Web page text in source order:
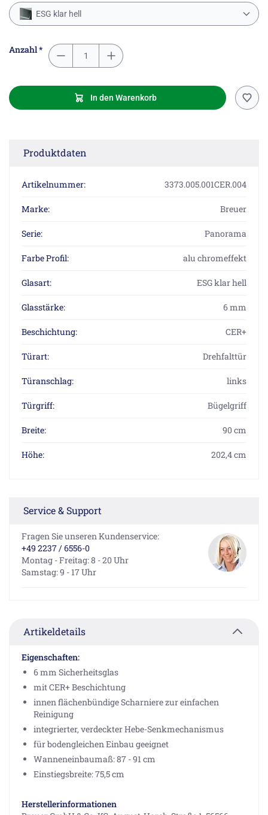
ESG klar hell
Anzahl *
In den Warenkorb
Produktdaten
Artikelnummer: 3373.005.001CER.004
Marke: Breuer
Serie: Panorama
Farbe Profil: alu chromeffekt
Glasart: ESG klar hell
Glasstärke: 6 mm
Beschichtung: CER+
Türart: Drehfalttür
Türanschlag: links
Türgriff: Bügelgriff
Breite: 90 cm
Höhe: 202,4 cm
Service & Support
Fragen Sie unseren Kundenservice:
+49 2237 / 6556-0
Montag - Freitag: 8 - 20 Uhr
Samstag: 9 - 17 Uhr
Artikeldetails
Eigenschaften:
6 mm Sicherheitsglas
mit CER+ Beschichtung
innen flächenbündige Scharniere zur einfachen
Reinigung
integrierter, verdeckter Hebe-Senkmechanismus
für bodengleichen Einbau geeignet
Wanneneinbaumaß: 87 - 91 cm
Einstiegsbreite: 75,5 cm
Herstellerinformationen